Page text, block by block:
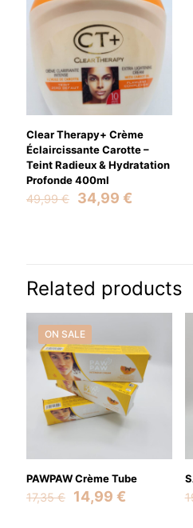
Clear Therapy+ Crème
Éclaircissante Carotte –
Teint Radieux & Hydratation
Profonde 400ml
49,99€
Original
34,99 €
Related products
ON SALE
PAWPAW Crème Tube
17,35€
Original
14,99 €